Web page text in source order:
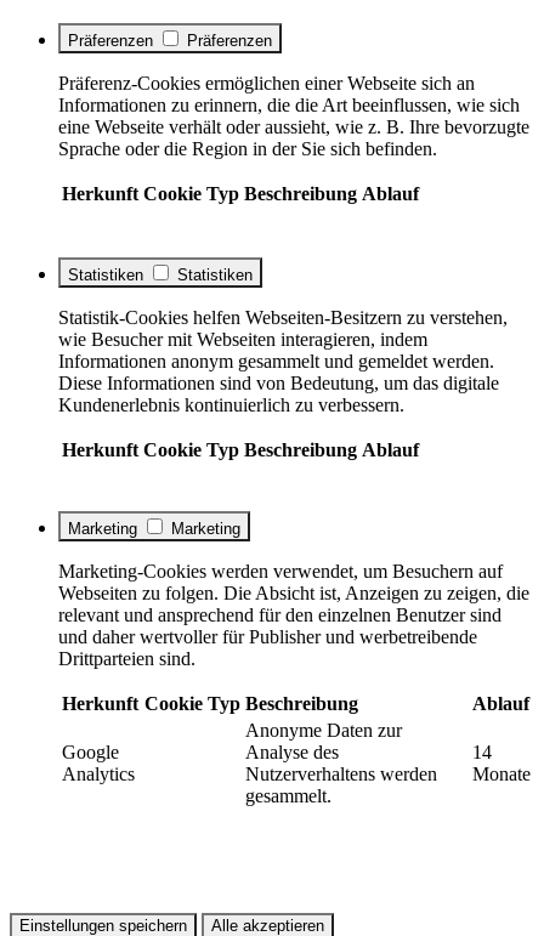
Präferenzen Präferenzen
Präferenz-Cookies ermöglichen einer Webseite sich an
Informationen zu erinnern, die die Art beeinflussen, wie sich
eine Webseite verhält oder aussieht, wie z. B. Ihre bevorzugte
Sprache oder die Region in der Sie sich befinden.
Herkunft Cookie Typ Beschreibung Ablauf
Statistiken Statistiken
Statistik-Cookies helfen Webseiten-Besitzern zu verstehen,
wie Besucher mit Webseiten interagieren, indem
Informationen anonym gesammelt und gemeldet werden.
Diese Informationen sind von Bedeutung, um das digitale
Kundenerlebnis kontinuierlich zu verbessern.
Herkunft Cookie Typ Beschreibung Ablauf
Marketing Marketing
Marketing-Cookies werden verwendet, um Besuchern auf
Webseiten zu folgen. Die Absicht ist, Anzeigen zu zeigen, die
relevant und ansprechend für den einzelnen Benutzer sind
und daher wertvoller für Publisher und werbetreibende
Drittparteien sind.
Herkunft Cookie Typ Beschreibung Ablauf
Google
Analytics
Anonyme Daten zur
Analyse des
Nutzerverhaltens werden
gesammelt.
14
Monate
Einstellungen speichern Alle akzeptieren